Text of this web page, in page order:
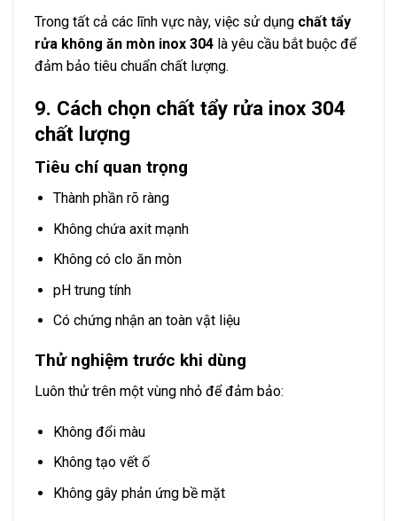
Trong tất cả các lĩnh vực này, việc sử dụng chất tẩy
rửa không ăn mòn inox 304 là yêu cầu bắt buộc để
đảm bảo tiêu chuẩn chất lượng.
9. Cách chọn chất tẩy rửa inox 304
chất lượng
Tiêu chí quan trọng
Thành phần rõ ràng
Không chứa axit mạnh
Không có clo ăn mòn
pH trung tính
Có chứng nhận an toàn vật liệu
Thử nghiệm trước khi dùng
Luôn thử trên một vùng nhỏ để đảm bảo:
Không đổi màu
Không tạo vết ố
Không gây phản ứng bề mặt